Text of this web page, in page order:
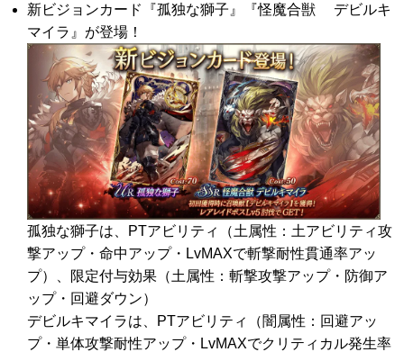
新ビジョンカード『孤独な獅子』『怪魔合獣 デビルキ
マイラ』が登場！
孤独な獅子は、PTアビリティ（土属性：土アビリティ攻
撃アップ・命中アップ・LvMAXで斬撃耐性貫通率アッ
プ）、限定付与効果（土属性：斬撃攻撃アップ・防御ア
ップ・回避ダウン）
デビルキマイラは、PTアビリティ（闇属性：回避アッ
プ・単体攻撃耐性アップ・LvMAXでクリティカル発生率